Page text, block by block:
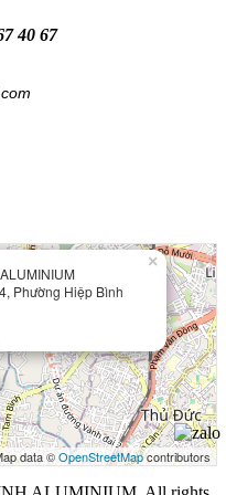
40 67
Phường Hiệp Bình
×
data ©OpenStreetMapcontributors